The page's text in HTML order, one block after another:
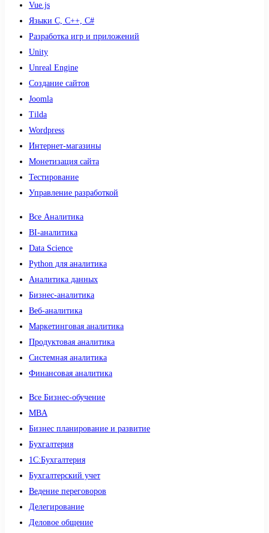
Vue.js
Языки С, С++, С#
Разработка игр и приложений
Unity
Unreal Engine
Создание сайтов
Joomla
Tilda
Wordpress
Интернет-магазины
Монетизация сайта
Тестирование
Управление разработкой
Все Аналитика
BI-аналитика
Data Science
Python для аналитика
Аналитика данных
Бизнес-аналитика
Веб-аналитика
Маркетинговая аналитика
Продуктовая аналитика
Системная аналитика
Финансовая аналитика
Все Бизнес-обучение
MBA
Бизнес планирование и развитие
Бухгалтерия
1C:Бухгалтерия
Бухгалтерский учет
Ведение переговоров
Делегирование
Деловое общение